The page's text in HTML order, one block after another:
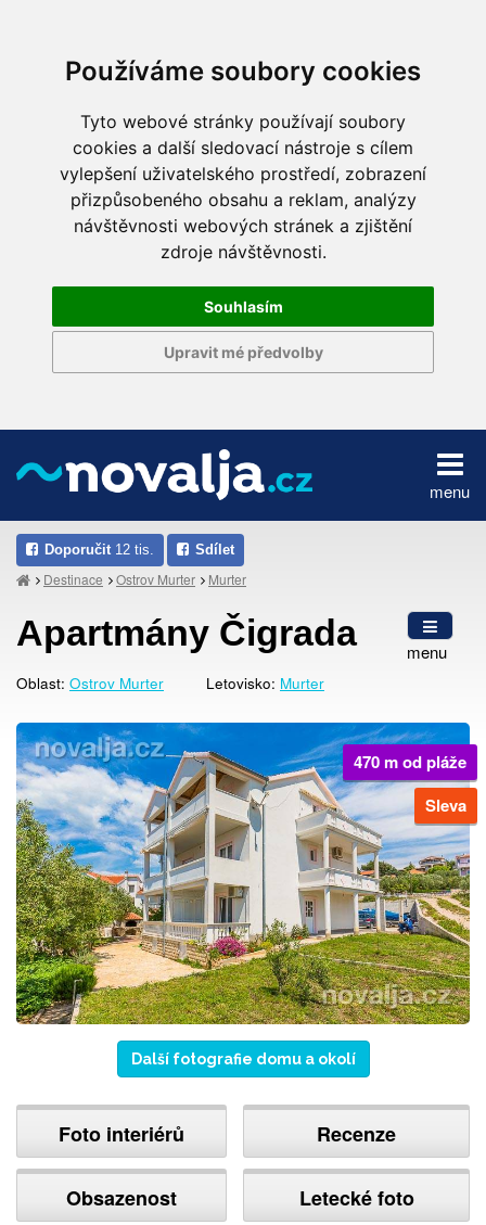
Používáme soubory cookies
Tyto webové stránky používají soubory
cookies a další sledovací nástroje s cílem
vylepšení uživatelského prostředí, zobrazení
přizpůsobeného obsahu a reklam, analýzy
návštěvnosti webových stránek a zjištění
zdroje návštěvnosti.
Souhlasím
Upravit mé předvolby
menu
Doporučit 12 tis. Sdílet
Destinace Ostrov Murter Murter
menu
Apartmány Čigrada
Oblast: Ostrov Murter Letovisko: Murter
470 m od pláže
Sleva
Další fotografie domu a okolí
Foto interiérů
Obsazenost
Recenze
Letecké foto